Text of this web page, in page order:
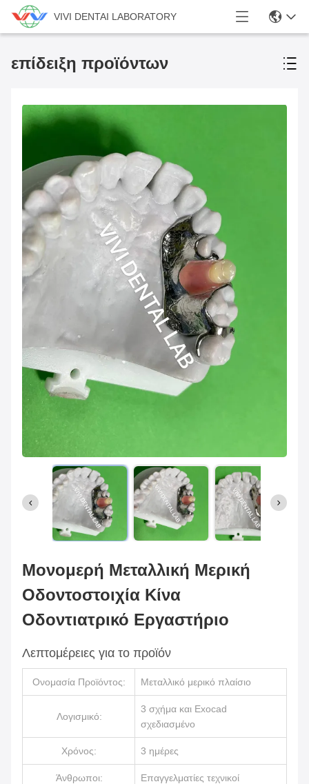
VIVI DENTAI LABORATORY
επίδειξη προϊόντων
Μονομερή Μεταλλική Μερική
Οδοντοστοιχία Κίνα
Οδοντιατρικό Εργαστήριο
Λεπτομέρειες για το προϊόν
Ονομασία Προϊόντος: Μεταλλικό μερικό πλαίσιο
Λογισμικό:
3 σχήμα και Exocad
σχεδιασμένο
Χρόνος: 3 ημέρες
Άνθρωποι: Επαγγελματίες τεχνικοί